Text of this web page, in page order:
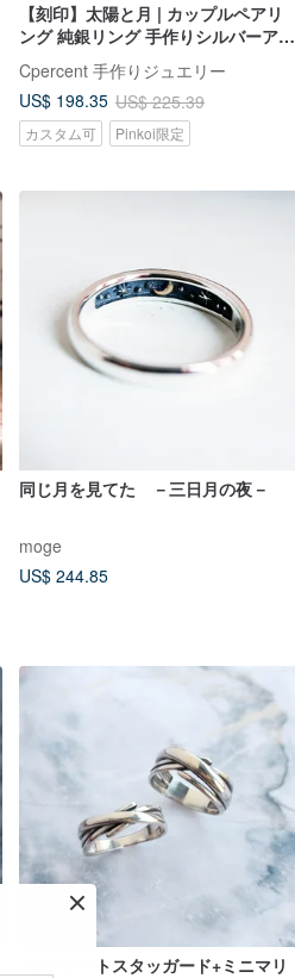
【刻印】太陽と月 | カップルペアリ
ング 純銀リング 手作りシルバーアク
セサリー バレンタインギフトオーダ
ーメイド
Cpercent 手作りジュエリー
US$ 198.35 US$ 225.39
カスタム可 Pinkoi限定
同じ月を見てた －三日月の夜－
moge
US$ 244.85
+スウィートスタッガード+ミニマリ